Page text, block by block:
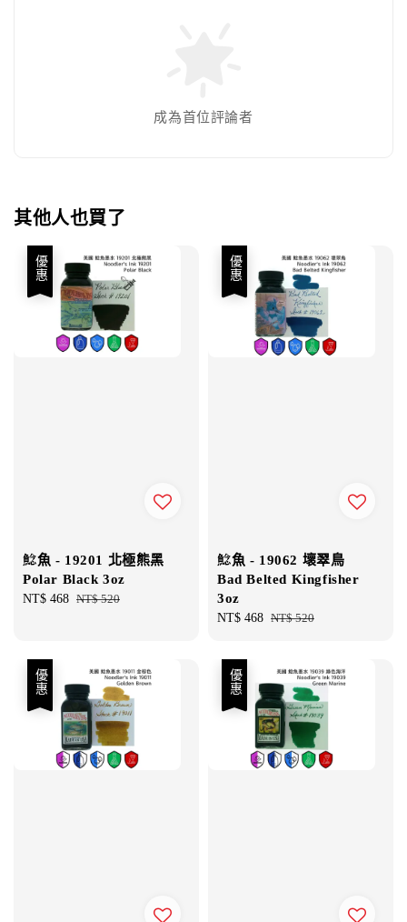
成為首位評論者
其他人也買了
優惠
鯰魚 - 19201 北極熊黑
Polar Black 3oz
Sale
NT$ 468 Regular
NT$ 520
優惠
鯰魚 - 19062 壞翠鳥
Bad Belted Kingfisher
3oz
Sale
NT$ 468 Regular
NT$ 520
優惠 優惠